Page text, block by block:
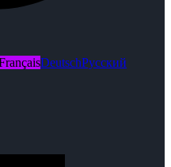
DeutschРусский